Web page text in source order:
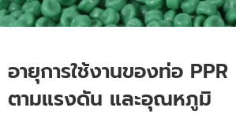
อายุการใช้งานของท่อ PPR
ตามแรงดัน และอุณหภูมิ